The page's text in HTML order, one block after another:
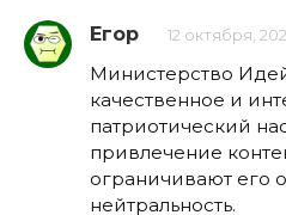
Егор 12 октября,
Министерство
качественное и
патриотический
привлечение
ограничивают его
нейтральность.